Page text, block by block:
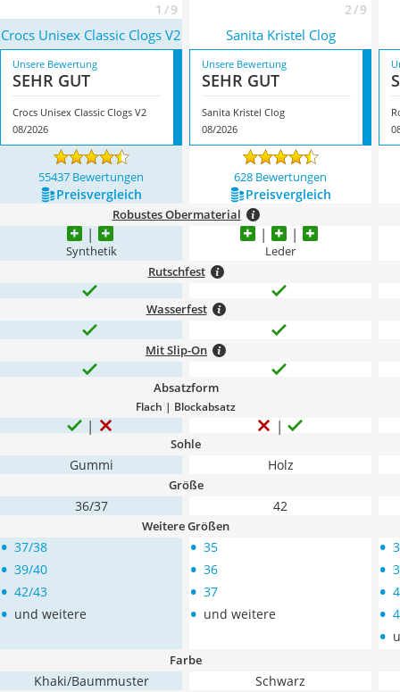
1 / 9 2 / 9
Crocs Unisex Classic Clogs V2 Sanita Kristel Clog
Unsere Bewertung
SEHR GUT
Crocs Unisex Classic Clogs V2
08/2026
Unsere Bewertung
SEHR GUT
Sanita Kristel Clog
08/2026
55437 Bewertungen 628 Bewertungen
Preis­vergleich Preis­vergleich
Robustes Obermaterial
Synthetik Leder
Rutschfest
Wasserfest
Mit Slip-On
Absatzform
Flach | Blockabsatz
Sohle
Gummi Holz
Größe
36/37 42
Weitere Größen
• 37/38
• 39/40
• 42/43
• und weitere
• 35
• 36
• 37
• und weitere
•
•
•
•
•
Farbe
Khaki/Baummuster Schwarz